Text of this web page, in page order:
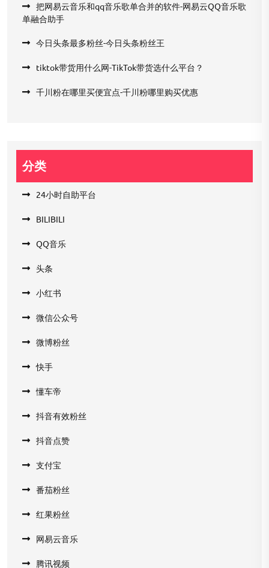
把网易云音乐和qq音乐歌单合并的软件-网易云QQ音乐歌
单融合助手
今日头条最多粉丝-今日头条粉丝王
tiktok带货用什么网-TikTok带货选什么平台？
千川粉在哪里买便宜点-千川粉哪里购买优惠
分类
24小时自助平台
BILIBILI
QQ音乐
头条
小红书
微信公众号
微博粉丝
快手
懂车帝
抖音有效粉丝
抖音点赞
支付宝
番茄粉丝
红果粉丝
网易云音乐
腾讯视频